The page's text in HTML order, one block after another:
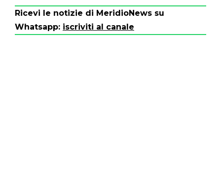
Ricevi le notizie di MeridioNews su
Whatsapp: iscriviti al canale